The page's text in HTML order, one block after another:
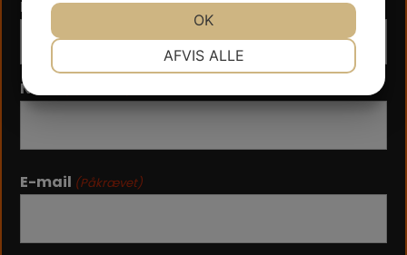
Hvad skal vi hjælpe dig med?
Navn
E-mail (Påkrævet)
AFVIS ALLE
OK